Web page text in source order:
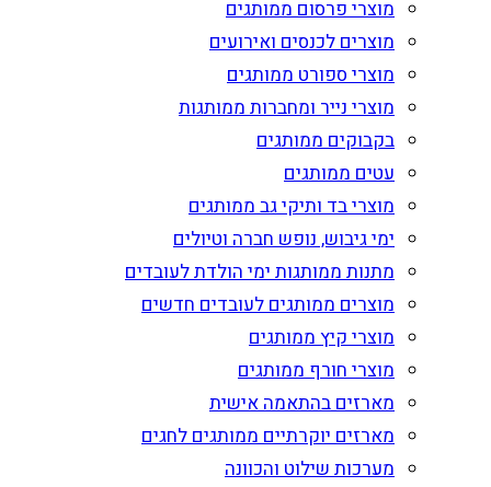
מוצרי פרסום ממותגים
מוצרים לכנסים ואירועים
מוצרי ספורט ממותגים
מוצרי נייר ומחברות ממותגות
בקבוקים ממותגים
עטים ממותגים
מוצרי בד ותיקי גב ממותגים
ימי גיבוש, נופש חברה וטיולים
מתנות ממותגות ימי הולדת לעובדים
מוצרים ממותגים לעובדים חדשים
מוצרי קיץ ממותגים
מוצרי חורף ממותגים
מארזים בהתאמה אישית
מארזים יוקרתיים ממותגים לחגים
מערכות שילוט והכוונה